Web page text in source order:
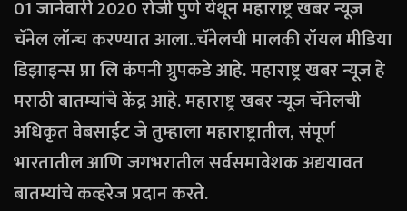
01 जानेवारी 2020 रोजी पुणे येथून महाराष्ट्र खबर न्यूज
चॅनेल लॉन्च करण्यात आला..चॅनेलची मालकी रॉयल मीडिया
डिझाइन्स प्रा लि कंपनी ग्रुपकडे आहे. महाराष्ट्र खबर न्यूज हे
मराठी बातम्यांचे केंद्र आहे. महाराष्ट्र खबर न्यूज चॅनेलची
अधिकृत वेबसाईट जे तुम्हाला महाराष्ट्रातील, संपूर्ण
भारतातील आणि जगभरातील सर्वसमावेशक अद्ययावत
बातम्यांचे कव्हरेज प्रदान करते.